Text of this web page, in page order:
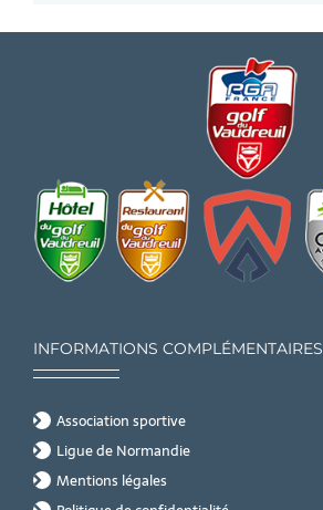
INFORMATIONS COMPLÉMENTAIRES
Association sportive
Ligue de Normandie
Mentions légales